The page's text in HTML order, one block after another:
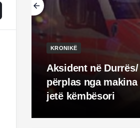
KRONIKË
Aksident në Durrës/
përplas nga
jetë këmbësori